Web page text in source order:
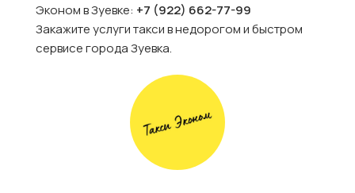
Эконом в Зуевке: +7 (922) 662-77-99
Закажите услуги такси в недорогом и быстром
сервисе города Зуевка.